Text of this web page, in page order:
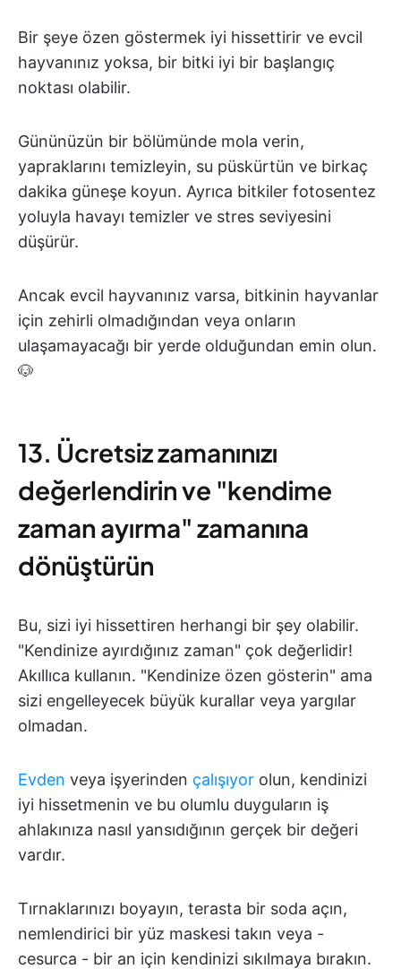
Bir şeye özen göstermek iyi hissettirir ve evcil
hayvanınız yoksa, bir bitki iyi bir başlangıç
noktası olabilir.
Gününüzün bir bölümünde mola verin,
yapraklarını temizleyin, su püskürtün ve birkaç
dakika güneşe koyun. Ayrıca bitkiler fotosentez
yoluyla havayı temizler ve stres seviyesini
düşürür.
Ancak evcil hayvanınız varsa, bitkinin hayvanlar
için zehirli olmadığından veya onların
ulaşamayacağı bir yerde olduğundan emin olun.
🐶
13. Ücretsiz zamanınızı
değerlendirin ve "kendime
zaman ayırma" zamanına
dönüştürün
Bu, sizi iyi hissettiren herhangi bir şey olabilir.
"Kendinize ayırdığınız zaman" çok değerlidir!
Akıllıca kullanın. "Kendinize özen gösterin" ama
sizi engelleyecek büyük kurallar veya yargılar
olmadan.
Evden veya işyerinden çalışıyor olun, kendinizi
iyi hissetmenin ve bu olumlu duyguların iş
ahlakınıza nasıl yansıdığının gerçek bir değeri
vardır.
Tırnaklarınızı boyayın, terasta bir soda açın,
nemlendirici bir yüz maskesi takın veya -
cesurca - bir an için kendinizi sıkılmaya bırakın.